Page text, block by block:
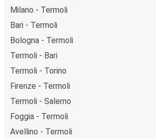
Milano - Termoli
Bari - Termoli
Bologna - Termoli
Termoli - Bari
Termoli - Torino
Firenze - Termoli
Termoli - Salerno
Foggia - Termoli
Avellino - Termoli